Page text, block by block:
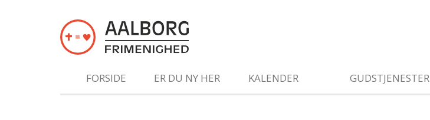
FORSIDE ER DU NY HER KALENDER GUDSTJENESTER